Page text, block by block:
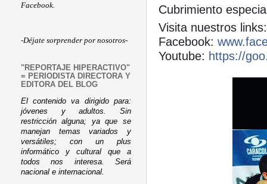
Cubrimiento
Visita nuestros
Facebook:
Youtube: https://
Facebook.
-Déjate sorprender por nosotros-
"REPORTAJE HIPERACTIVO"
= PERIODISTA DIRECTORA Y
EDITORA DEL BLOG
El contenido va dirigido para:
jóvenes y adultos. Sin
restricción alguna; ya que se
manejan temas variados y
versátiles; con un plus
informático y cultural que a
todos nos interesa. Será
nacional e internacional.